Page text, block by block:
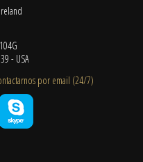
- USA
por email ​(24/7)